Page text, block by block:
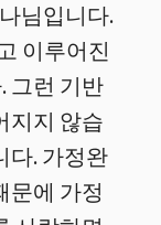
님입니다.
이루어진
그런 기반
지지 않습
다. 가정완
문에 가정